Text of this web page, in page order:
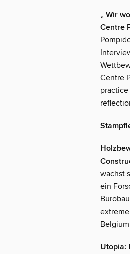
„ Wir
Centre
Centre
wächst
ein
Utopia: